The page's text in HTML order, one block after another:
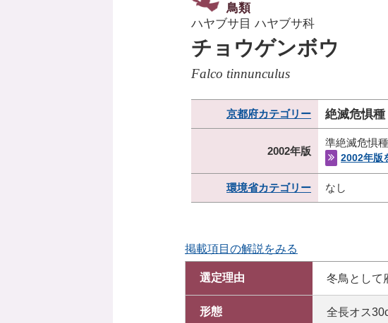
鳥類
ハヤブサ目 ハヤブサ科
チョウゲンボウ
Falco tinnunculus
京都府カテゴリー 絶滅危惧種
2002年版
準絶滅危惧
2002年版
環境省カテゴリー なし
掲載項目の解説をみる
選定理由 冬鳥として
形態
全長オス